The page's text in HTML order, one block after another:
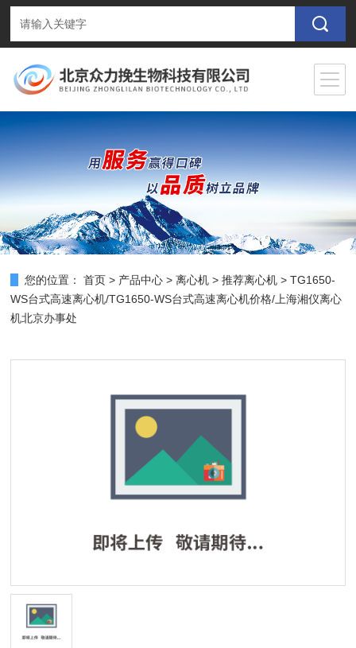
您的位置： 首页 > 产品中心 >离心机 >推荐离心机 > TG1650-
WS台式高速离心机/TG1650-WS台式高速离心机价格/上海湘仪离心
机北京办事处